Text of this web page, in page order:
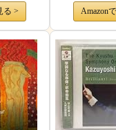
る > Amazon